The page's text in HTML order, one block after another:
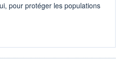
pour protéger les populations